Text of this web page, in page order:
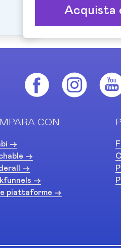
Acquista
CON
->
->
->
->
piattaforme ->